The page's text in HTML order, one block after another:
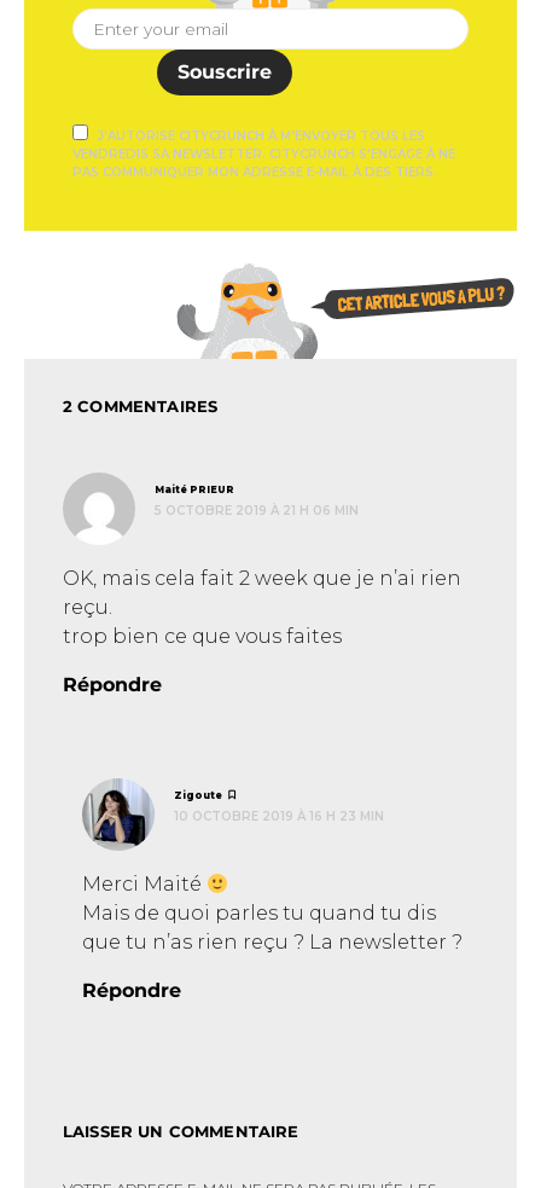
Souscrire
J'AUTORISE CITYCRUNCH À M'ENVOYER TOUS LES
VENDREDIS SA NEWSLETTER. CITYCRUNCH S'ENGAGE À NE
PAS COMMUNIQUER MON ADRESSE E-MAIL À DES TIERS.
2 COMMENTAIRES
Maité PRIEUR
5 OCTOBRE 2019 À 21 H 06 MIN
OK, mais cela fait 2 week que je n’ai rien
reçu.
trop bien ce que vous faites
Répondre
Zigoute
10 OCTOBRE 2019 À 16 H 23 MIN
Merci Maité
Mais de quoi parles tu quand tu dis
que tu n’as rien reçu ? La newsletter ?
Répondre
LAISSER UN COMMENTAIRE